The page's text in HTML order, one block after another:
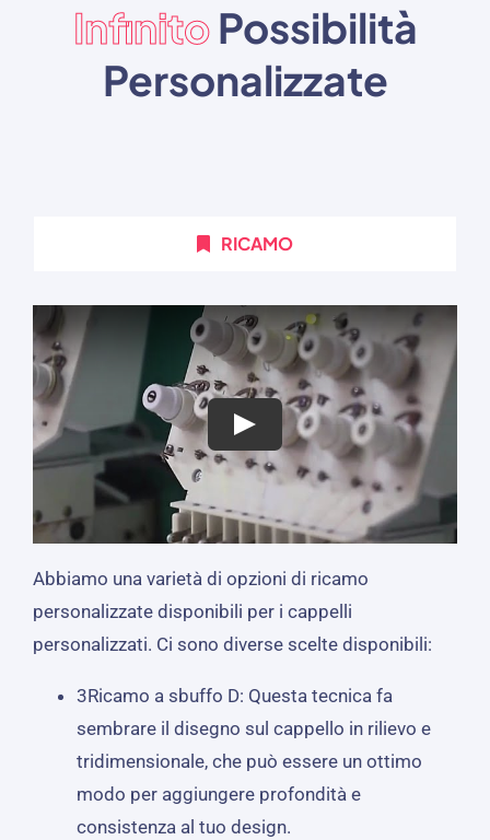
InfinitoPossibilità
Personalizzate
RICAMO
Abbiamo una varietà di opzioni di ricamo
personalizzate disponibili per i cappelli
personalizzati. Ci sono diverse scelte disponibili:
3Ricamo a sbuffo D: Questa tecnica fa
sembrare il disegno sul cappello in rilievo e
tridimensionale, che può essere un ottimo
modo per aggiungere profondità e
consistenza al tuo design.